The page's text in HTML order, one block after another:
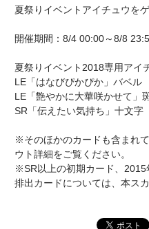
夏祭りイベントアイチュウを
開催期間：8/4 00:00～8/8
夏祭りイベント2018専用アイ
LE「はなびぴかぴか」バベル
LE「艶やかに大華咲かせて
SR「伝えたい気持ち」十文
※そのほかのカードも含まれ
ウト詳細をご覧ください。
※SR以上の初期カード、
排出カードについては、本ス